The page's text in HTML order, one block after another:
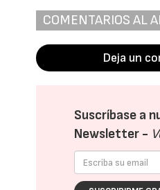
COMENTARIOS AL
Deja un
Suscríbase a
Newsletter -